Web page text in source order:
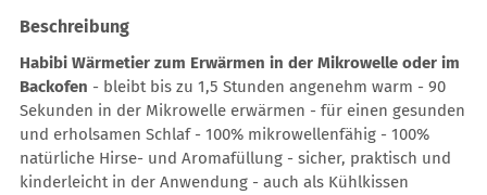
Beschreibung
Habibi Wärmetier zum Erwärmen in der Mikrowelle oder im
Backofen - bleibt bis zu 1,5 Stunden angenehm warm - 90
Sekunden in der Mikrowelle erwärmen - für einen gesunden
und erholsamen Schlaf - 100% mikrowellenfähig - 100%
natürliche Hirse- und Aromafüllung - sicher, praktisch und
kinderleicht in der Anwendung - auch als Kühlkissen